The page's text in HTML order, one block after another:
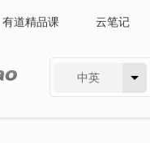
有道精品课 云笔记
中英